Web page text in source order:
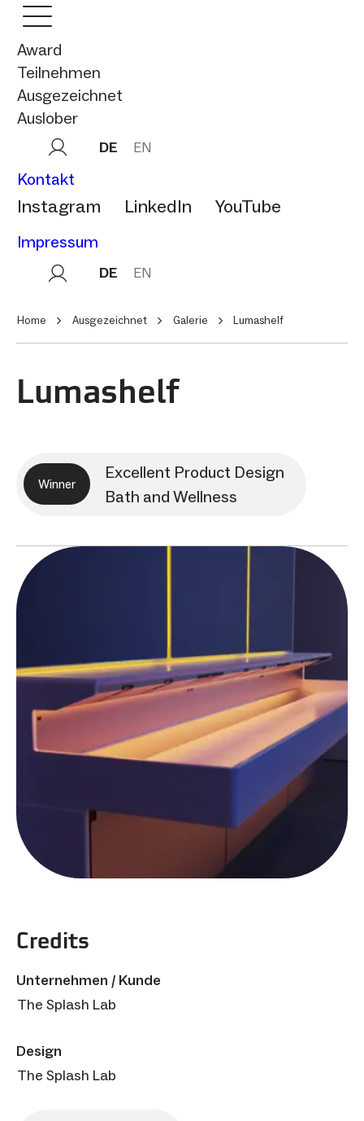
Award
Teilnehmen
Ausgezeichnet
Auslober
DE EN
Kontakt
Instagram LinkedIn YouTube
Impressum
DE EN
Home Ausgezeichnet Galerie Lumashelf
Lumashelf
Winner
Excellent Product Design
Bath and Wellness
Credits
Unternehmen / Kunde
The Splash Lab
Design
The Splash Lab